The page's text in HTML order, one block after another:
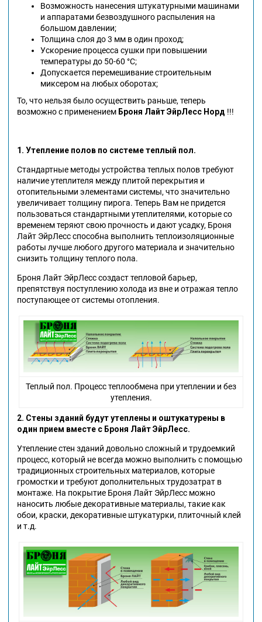
Возможность нанесения штукатурными машинами
и аппаратами безвоздушного распыления на
большом давлении;
Толщина слоя до 3 мм в один проход;
Ускорение процесса сушки при повышении
температуры до 50-60 °С;
Допускается перемешивание строительным
миксером на любых оборотах;
То, что нельзя было осуществить раньше, теперь
возможно с применением Броня Лайт ЭйрЛесс Норд !!!
1. Утепление полов по системе теплый пол.
Стандартные методы устройства теплых полов требуют
наличие утеплителя между плитой перекрытия и
отопительными элементами системы, что значительно
увеличивает толщину пирога. Теперь Вам не придется
пользоваться стандартными утеплителями, которые со
временем теряют свою прочность и дают усадку, Броня
Лайт ЭйрЛесс способна выполнить теплоизоляционные
работы лучше любого другого материала и значительно
снизить толщину теплого пола.
Броня Лайт ЭйрЛесс создаст тепловой барьер,
препятствуя поступлению холода из вне и отражая тепло
поступающее от системы отопления.
Теплый пол. Процесс теплообмена при утеплении и без
утепления.
2. Стены зданий будут утеплены и оштукатурены в
один прием вместе с Броня Лайт ЭйрЛесс.
Утепление стен зданий довольно сложный и трудоемкий
процесс, который не всегда можно выполнить с помощью
традиционных строительных материалов, которые
громостки и требуют дополнительных трудозатрат в
монтаже. На покрытие Броня Лайт ЭйрЛесс можно
наносить любые декоративные материалы, такие как
обои, краски, декоративные штукатурки, плиточный клей
и т.д.